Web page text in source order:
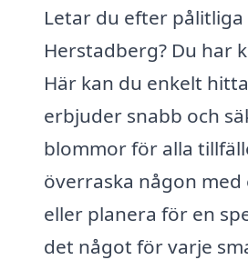
Letar du efter
Herstadberg? Du har
Här kan du enkelt
erbjuder snabb och
blommor för alla
överraska någon
eller planera för en
det något för varje